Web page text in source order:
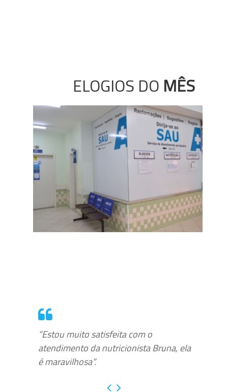
ELOGIOS DO MÊS
“Estou muito satisfeita com o
atendimento da nutricionista Bruna, ela
é maravilhosa”.